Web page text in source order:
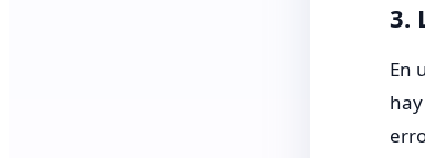
3.
En